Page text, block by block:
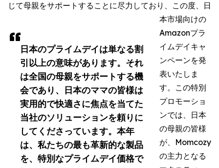
日本のプライムデイは単なる割
引以上の意味があります。それ
は全国の母親をサポートする機
会であり、日本のママの皆様は
実用的で快適さに焦点を当てた
当社のソリューションを頼りに
してくださっています。本年
は、私たちの最も革新的な製品
を、特別なプライムデイ価格で
じて母親をサポートすることに尽力しており、この度、日
本市場向けの
Amazonプラ
イムデイキャ
ンペーンを発
表いたしま
す。この特別
プロモーショ
ンでは、日本
の母親の皆様
が、Momcozy
の主力となる